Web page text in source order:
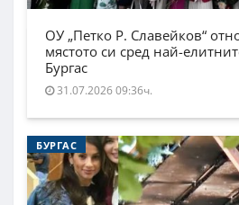
ОУ „Петко Р. Славейков“
мястото си сред най-
Бургас
31.07.2026 09:36ч.
БУРГАС